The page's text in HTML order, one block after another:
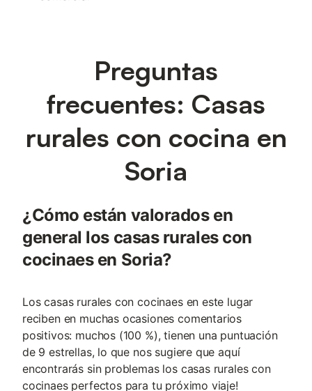
Preguntas
frecuentes: Casas
rurales con cocina en
Soria
¿Cómo están valorados en
general los casas rurales con
cocinaes en Soria?
Los casas rurales con cocinaes en este lugar
reciben en muchas ocasiones comentarios
positivos: muchos (100 %), tienen una puntuación
de 9 estrellas, lo que nos sugiere que aquí
encontrarás sin problemas los casas rurales con
cocinaes perfectos para tu próximo viaje!